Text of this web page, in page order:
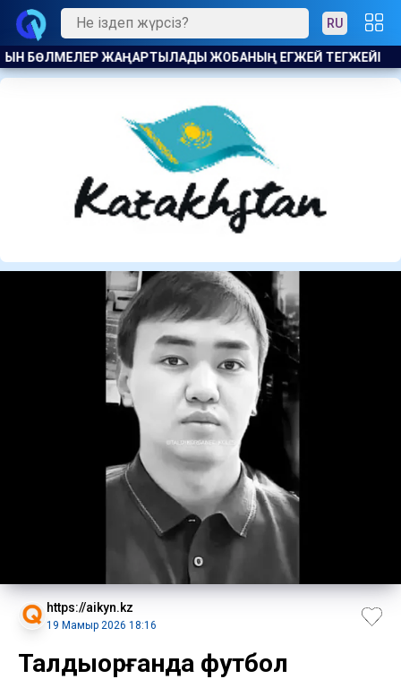
RU
СОЛТҮСТІК КИПРДЕГІ СУПЕРМАРКЕТТЕ ҚАЙҒЫЛЫ
https://aikyn.kz
19 Мамыр 2026 18:16
Талдықорғанда футбол